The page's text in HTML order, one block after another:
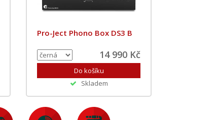
Pro-Ject Phono Box DS3 B
14 990 Kč
Skladem